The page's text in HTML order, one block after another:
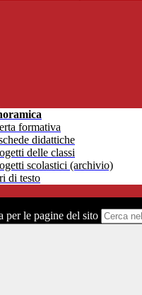
formativa
didattiche
delle classi
scolastici (archivio)
di testo
per le pagine del sito